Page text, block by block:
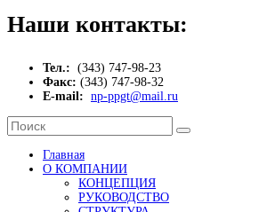
Наши контакты:
Тел.: (343) 747-98-23
Факс: (343) 747-98-32
E-mail: np-ppgt@mail.ru
Главная
О КОМПАНИИ
КОНЦЕПЦИЯ
РУКОВОДСТВО